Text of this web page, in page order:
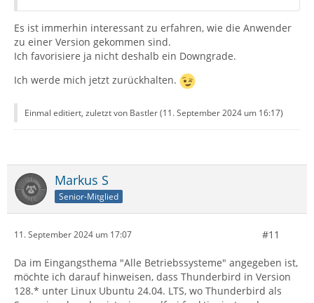
Es ist immerhin interessant zu erfahren, wie die Anwender
zu einer Version gekommen sind.
Ich favorisiere ja nicht deshalb ein Downgrade.
Ich werde mich jetzt zurückhalten.
Einmal editiert, zuletzt von Bastler (11. September 2024 um 16:17)
Markus S
Senior-Mitglied
11. September 2024 um 17:07 #11
Da im Eingangsthema "Alle Betriebssysteme" angegeben ist,
möchte ich darauf hinweisen, dass Thunderbird in Version
128.* unter Linux Ubuntu 24.04. LTS, wo Thunderbird als